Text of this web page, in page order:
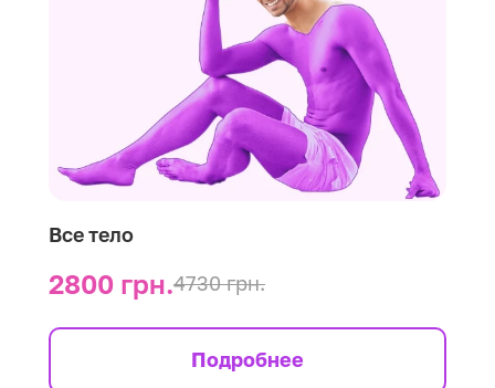
Все тело
2800 грн.4730 грн.
Подробнее